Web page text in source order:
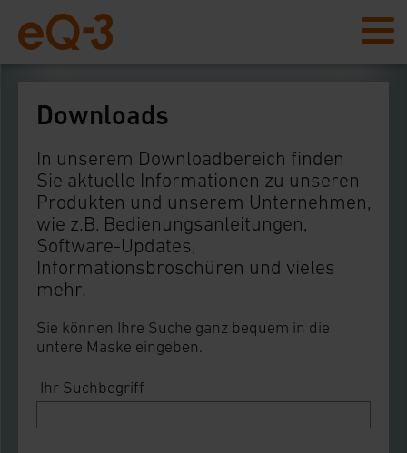
Downloads
In unserem Downloadbereich finden
Sie aktuelle Informationen zu unseren
Produkten und unserem Unternehmen,
wie z.B. Bedienungsanleitungen,
Software-Updates,
Informationsbroschüren und vieles
mehr.
Sie können Ihre Suche ganz bequem in die
untere Maske eingeben.
Ihr Suchbegriff